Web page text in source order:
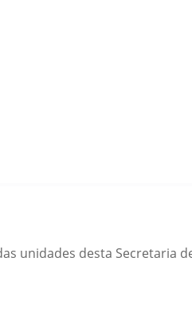
unidades desta Secretaria